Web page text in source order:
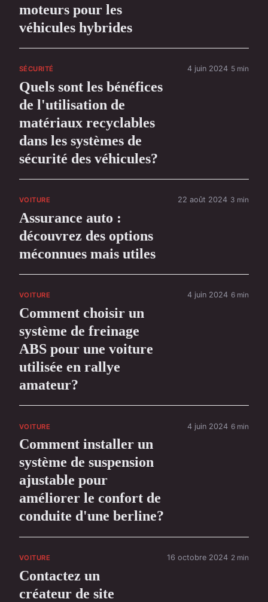
moteurs pour les
véhicules hybrides
SÉCURITÉ
Quels sont les bénéfices
de l'utilisation de
matériaux recyclables
dans les systèmes de
sécurité des véhicules?
4 juin 2024 5 min
VOITURE
Assurance auto :
découvrez des options
méconnues mais utiles
22 août 2024 3 min
VOITURE
Comment choisir un
système de freinage
ABS pour une voiture
utilisée en rallye
amateur?
4 juin 2024 6 min
VOITURE
Comment installer un
système de suspension
ajustable pour
améliorer le confort de
conduite d'une berline?
4 juin 2024 6 min
VOITURE
Contactez un
créateur de site
16 octobre 2024 2 min